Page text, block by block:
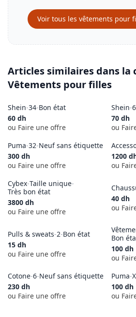
Voir tous les vêtements pour
Articles similaires dans la
Vêtements pour filles
Shein-34-Bon état
60 dh
ou Faire une offre
Shein-6
70 dh
ou
Puma-32-Neuf sans étiquette
300 dh
ou Faire une offre
1200
ou
Cybex-Taille unique-
Très bon état
3800 dh
ou Faire une offre
40 dh
ou
Pulls & sweats-2-Bon état
15 dh
ou Faire une offre
Bon
100 dh
ou
Cotone-6-Neuf sans étiquette
230 dh
ou Faire une offre
Puma-
100 dh
ou